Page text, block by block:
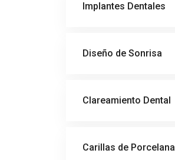
Implantes Dentales
Diseño de Sonrisa
Clareamiento Dental
Carillas de Porcelana